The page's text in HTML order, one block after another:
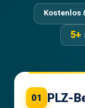
Kostenlos
5+
01 PLZ-